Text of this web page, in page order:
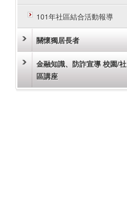
101年社區結合活動報導
關懷獨居長者
金融知識、防詐宣導 校園/社
區講座